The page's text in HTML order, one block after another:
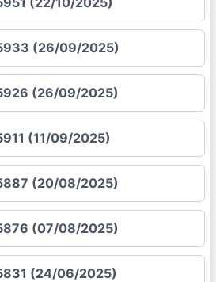
(26/09/2025)
(26/09/2025)
(11/09/2025)
(20/08/2025)
(07/08/2025)
(24/06/2025)